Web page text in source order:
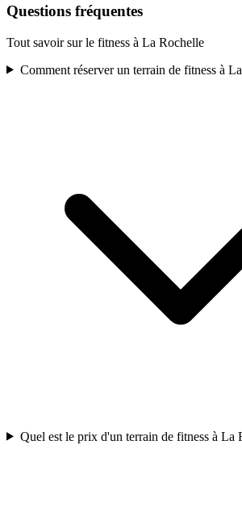
Questions fréquentes
Tout savoir sur le fitness à La Rochelle
Comment réserver un terrain de fitness à
Quel est le prix d'un terrain de fitness à La